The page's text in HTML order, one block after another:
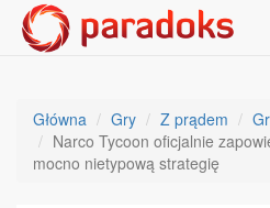
Główna Gry Z prądem
Narco Tycoon oficjalnie
mocno nietypową strategię